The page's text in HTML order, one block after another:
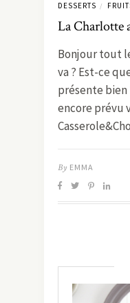
DESSERTS /
La Charlotte
Bonjour tout
va ? Est-ce
présente bien
encore prévu
By EMMA